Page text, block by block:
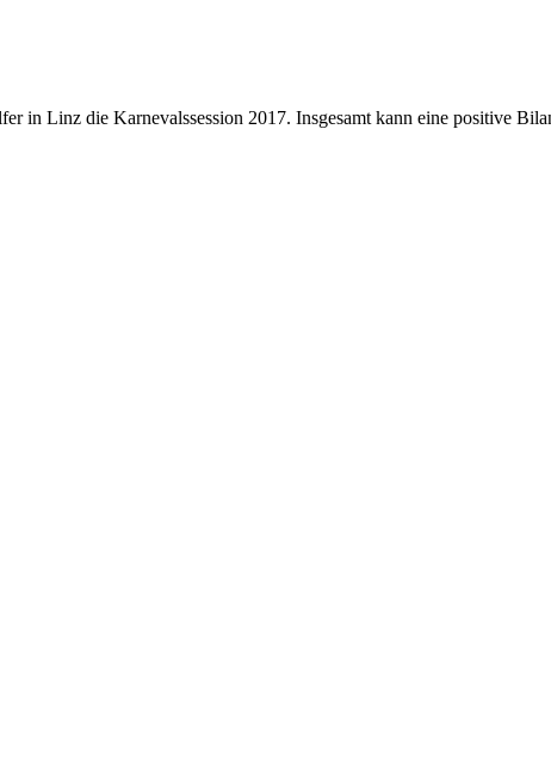
in Linz die Karnevalssession 2017. Insgesamt kann eine positive